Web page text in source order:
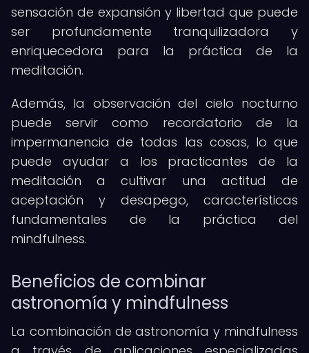
sensación de expansión y libertad que puede
ser profundamente tranquilizadora y
enriquecedora para la práctica de la
meditación.
Además, la observación del cielo nocturno
puede servir como recordatorio de la
impermanencia de todas las cosas, lo que
puede ayudar a los practicantes de la
meditación a cultivar una actitud de
aceptación y desapego, características
fundamentales de la práctica del
mindfulness.
Beneficios de combinar
astronomía y mindfulness
La combinación de astronomía y mindfulness